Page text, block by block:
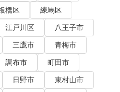
橋区
練馬区
江戸川区
八王子市
三鷹市
青梅市
調布市
町田市
日野市
東村山市